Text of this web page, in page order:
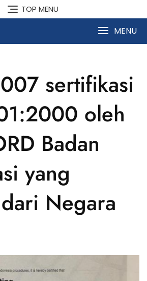
TOP MENU
MENU
sertifikasi
oleh
Badan
yang
Negara